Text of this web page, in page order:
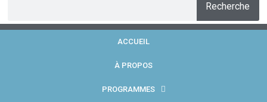
Recherche
ACCUEIL
À PROPOS
PROGRAMMES